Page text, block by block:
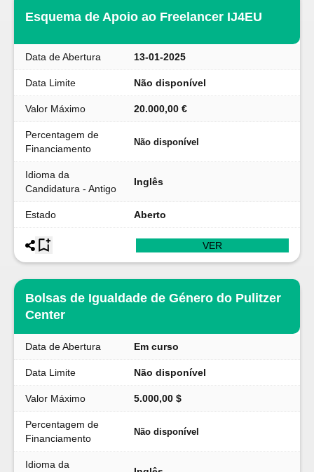
Esquema de Apoio ao Freelancer IJ4EU
Data de Abertura 13-01-2025
Data Limite Não disponível
Valor Máximo 20.000,00 €
Percentagem de
Financiamento
Não disponível
Idioma da
Candidatura - Antigo
Inglês
Estado Aberto
VER
Bolsas de Igualdade de Género do Pulitzer
Center
Data de Abertura Em curso
Data Limite Não disponível
Valor Máximo 5.000,00 $
Percentagem de
Financiamento
Não disponível
Idioma da